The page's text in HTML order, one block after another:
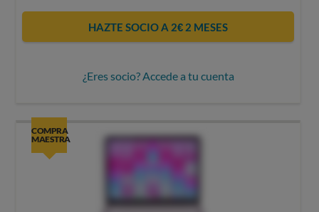
HAZTE SOCIO A 2€ 2 MESES
¿Eres socio? Accede a tu cuenta
COMPRA
MAESTRA